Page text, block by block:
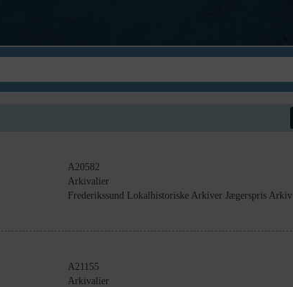
A20582
Arkivalier
Frederikssund Lokalhistoriske Arkiver Jægerspris Arkiv
A21155
Arkivalier